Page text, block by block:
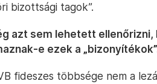
bizottsági tagok”.
azt sem lehetett ellenőrizni,
e ezek a
fideszes többsége nem a